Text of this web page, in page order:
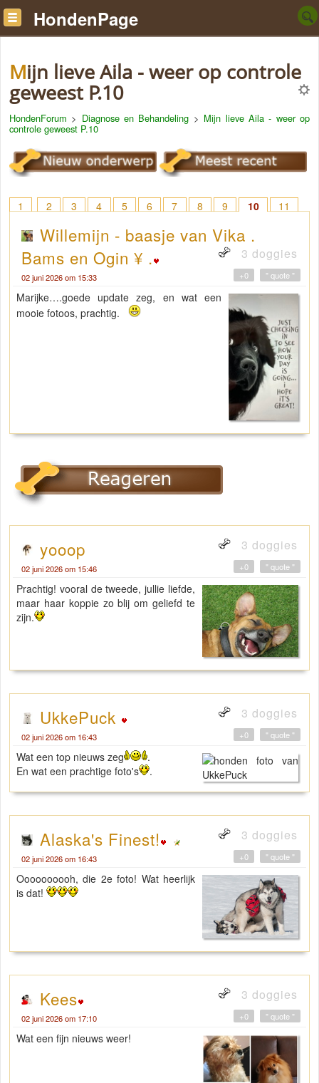
HondenPage
Mijn lieve Aila - weer op controle
geweest P.10
HondenForum > Diagnose en Behandeling > Mijn lieve Aila - weer op
controle geweest P.10
1 2 3 4 5 6 7 8 9 10 11
Willemijn - baasje van Vika .
Bams en Ogin ¥ .
3 doggies
02 juni 2026 om 15:33 " quote "
+0
Marijke….goede update zeg, en wat een
mooie fotoos, prachtig.
yooop 3 doggies
02 juni 2026 om 15:46 " quote "
+0
Prachtig! vooral de tweede, jullie liefde,
maar haar koppie zo blij om geliefd te
zijn.
UkkePuck 3 doggies
02 juni 2026 om 16:43 " quote "
+0
Wat een top nieuws zeg
.
En wat een prachtige foto's
.
Alaska's Finest! 3 doggies
02 juni 2026 om 16:43 " quote "
+0
Oooooooooh, die 2e foto! Wat heerlijk
is dat!
Kees 3 doggies
02 juni 2026 om 17:10 " quote "
+0
Wat een fijn nieuws weer!